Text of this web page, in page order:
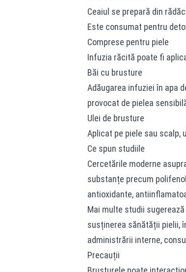
Ceaiul se prepară din
Este consumat pentru
Comprese pentru piele
Infuzia răcită poate fi
Băi cu brusture
Adăugarea infuziei în apa
provocat de pielea
Ulei de brusture
Aplicat pe piele sau scalp,
Ce spun studiile
Cercetările moderne
substanțe precum
antioxidante,
Mai multe studii
susținerea sănătății pielii,
administrării interne,
Precauții